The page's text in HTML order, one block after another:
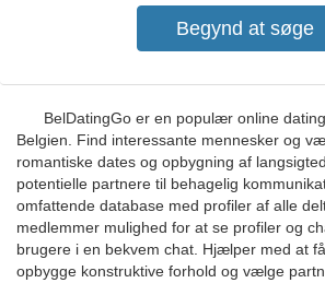
BelDatingGo er en populær online
Belgien. Find interessante mennesker og
romantiske dates og opbygning af
potentielle partnere til behagelig
omfattende database med profiler af alle
medlemmer mulighed for at se profiler og
brugere i en bekvem chat. Hjælper med at
opbygge konstruktive forhold og vælge